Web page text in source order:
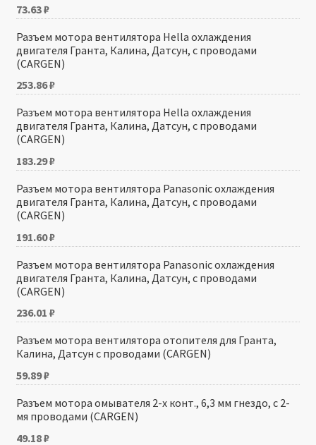
73.63₽
Разъем мотора вентилятора Hella охлаждения
двигателя Гранта, Калина, Датсун, с проводами
(CARGEN)
253.86₽
Разъем мотора вентилятора Hella охлаждения
двигателя Гранта, Калина, Датсун, с проводами
(CARGEN)
183.29₽
Разъем мотора вентилятора Panasonic охлаждения
двигателя Гранта, Калина, Датсун, с проводами
(CARGEN)
191.60₽
Разъем мотора вентилятора Panasonic охлаждения
двигателя Гранта, Калина, Датсун, с проводами
(CARGEN)
236.01 ₽
Разъем мотора вентилятора отопителя для Гранта,
Калина, Датсун с проводами (CARGEN)
59.89₽
Разъем мотора омывателя 2-х конт., 6,3 мм гнездо, с 2-
мя проводами (CARGEN)
49.18₽